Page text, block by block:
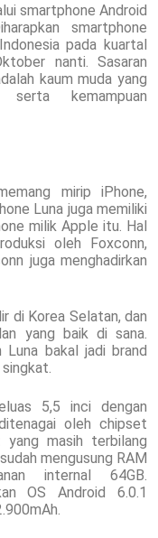
smartphone Android
smartphone
pada kuartal
nanti. Sasaran
kaum muda yang
serta kemampuan
mirip iPhone,
Luna juga memiliki
milik Apple itu. Hal
oleh Foxconn,
juga menghadirkan
di Korea Selatan, dan
yang baik di sana.
Luna bakal jadi brand
5,5 inci dengan
oleh chipset
yang masih terbilang
mengusung RAM
internal 64GB.
OS Android 6.0.1